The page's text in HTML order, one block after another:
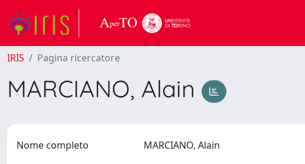
IRIS Pagina ricercatore
MARCIANO, Alain
Nome completo MARCIANO, Alain